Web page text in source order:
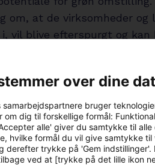
om, at de virksomheder og
i, vil blive efterspurgt og
brug for grøn innovation
CO2-udledning, hvis vi skal
derfor en ideel
efter
vil levere et attraktivt
over dine
samarbejdspartnere bruger
om dig til forskellige formål:
alle' giver du samtykke til
hvilke formål du vil give samtykke
derefter trykke på 'Gem
ved at [trykke på det lille ikon